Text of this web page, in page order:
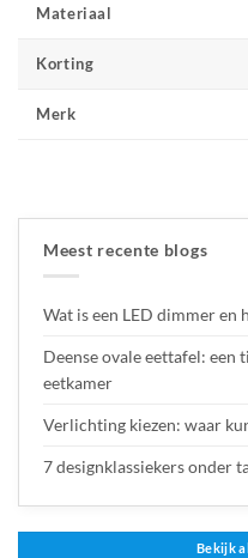
Materiaal
Korting
Merk
Meest recente blogs
Wat is een LED dimmer en
Deense ovale eettafel:
eetkamer
Verlichting kiezen: waar
7 designklassiekers onder
Bekijk